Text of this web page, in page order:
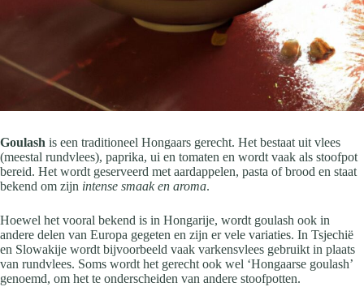
Goulash is een traditioneel Hongaars gerecht. Het bestaat uit vlees
(meestal rundvlees), paprika, ui en tomaten en wordt vaak als stoofpot
bereid. Het wordt geserveerd met aardappelen, pasta of brood en staat
bekend om zijn intense smaak en aroma.
Hoewel het vooral bekend is in Hongarije, wordt goulash ook in
andere delen van Europa gegeten en zijn er vele variaties. In Tsjechië
en Slowakije wordt bijvoorbeeld vaak varkensvlees gebruikt in plaats
van rundvlees. Soms wordt het gerecht ook wel ‘Hongaarse goulash’
genoemd, om het te onderscheiden van andere stoofpotten.